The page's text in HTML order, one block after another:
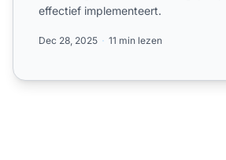
effectief implementeert.
Dec 28, 2025 11 min lezen